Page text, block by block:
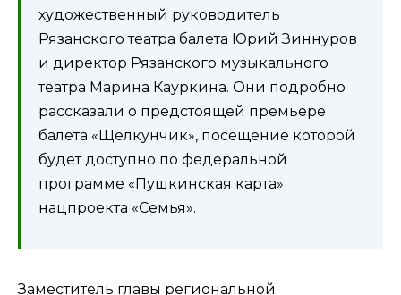
художественный руководитель
Рязанского театра балета Юрий Зиннуров
и директор Рязанского музыкального
театра Марина Кауркина. Они подробно
рассказали о предстоящей премьере
балета «Щелкунчик», посещение которой
будет доступно по федеральной
программе «Пушкинская карта»
нацпроекта «Семья».
Заместитель главы региональной